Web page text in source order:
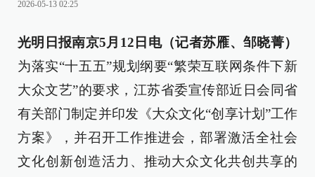
2026-05-13 02:25
光明日报南京5月12日电（记者苏雁、邹晓菁）
为落实“十五五”规划纲要“繁荣互联网条件下新
大众文艺”的要求，江苏省委宣传部近日会同省
有关部门制定并印发《大众文化“创享计划”工作
方案》，并召开工作推进会，部署激活全社会
文化创新创造活力、推动大众文化共创共享的